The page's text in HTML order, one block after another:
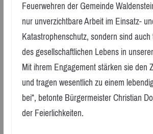
Feuerwehren der Gemeinde
nur unverzichtbare Arbeit im Einsatz-
Katastrophenschutz, sondern sind
des gesellschaftlichen Lebens in
Mit ihrem Engagement stärken sie den
und tragen wesentlich zu einem
bei“, betonte Bürgermeister Christian
der Feierlichkeiten.